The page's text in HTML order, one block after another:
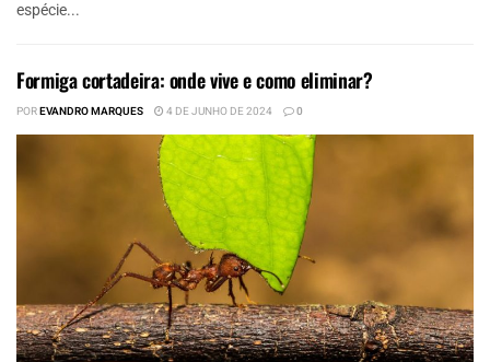
espécie...
Formiga cortadeira: onde vive e como eliminar?
POREVANDRO MARQUES 4 DE JUNHO DE 2024 0